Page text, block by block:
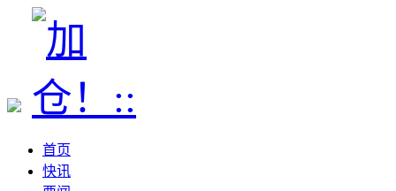
首页
快讯